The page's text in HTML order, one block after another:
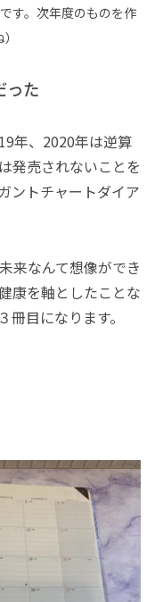
す。次年度のものを作
った
年、2020年は逆算
発売されないことを
ントチャートダイア
来なんて想像ができ
康を軸としたことな
目になります。